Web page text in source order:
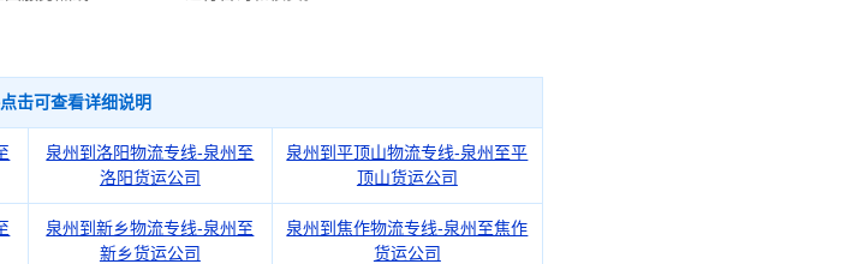
击可查看详细说明
泉州到洛阳物流专线-泉州至
洛阳货运公司
泉州到平顶山物流专线-泉州至平
顶山货运公司
泉州到新乡物流专线-泉州至
新乡货运公司
泉州到焦作物流专线-泉州至焦作
货运公司